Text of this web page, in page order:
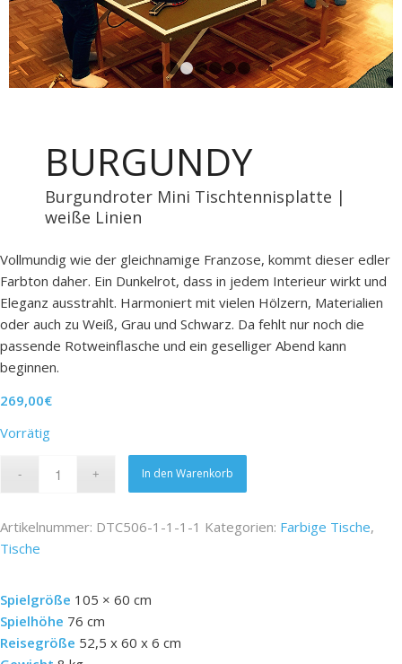
1 2 3 4 5 6 7
BURGUNDY
Burgundroter Mini Tischtennisplatte |
weiße Linien
Vollmundig wie der gleichnamige Franzose, kommt dieser edler
Farbton daher. Ein Dunkelrot, dass in jedem Interieur wirkt und
Eleganz ausstrahlt. Harmoniert mit vielen Hölzern, Materialien
oder auch zu Weiß, Grau und Schwarz. Da fehlt nur noch die
passende Rotweinflasche und ein geselliger Abend kann
beginnen.
269,00€
Vorrätig
In den Warenkorb
Artikelnummer: DTC506-1-1-1-1 Kategorien: Farbige Tische,
Tische
Spielgröße 105 × 60 cm
Spielhöhe 76 cm
Reisegröße 52,5 x 60 x 6 cm